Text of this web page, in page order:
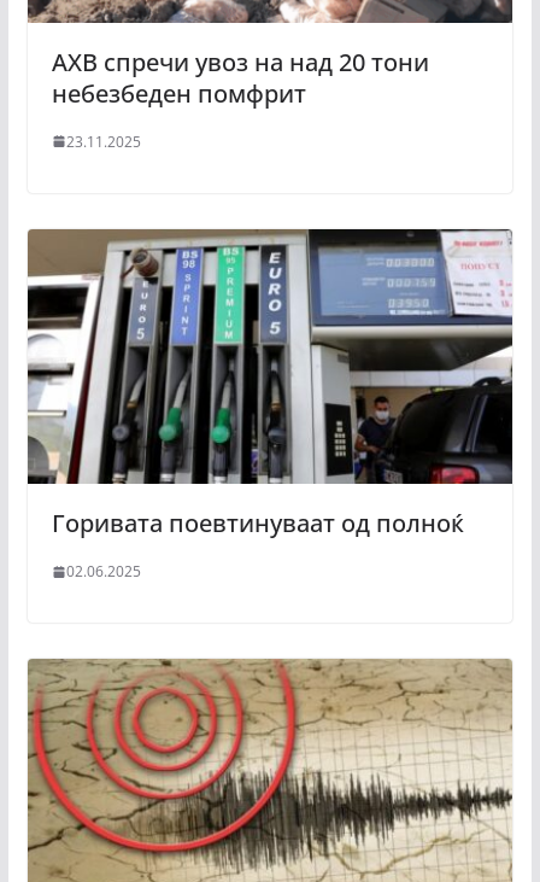
АХВ спречи увоз на над 20 тони
небезбеден помфрит
23.11.2025
Горивата поевтинуваат од полноќ
02.06.2025